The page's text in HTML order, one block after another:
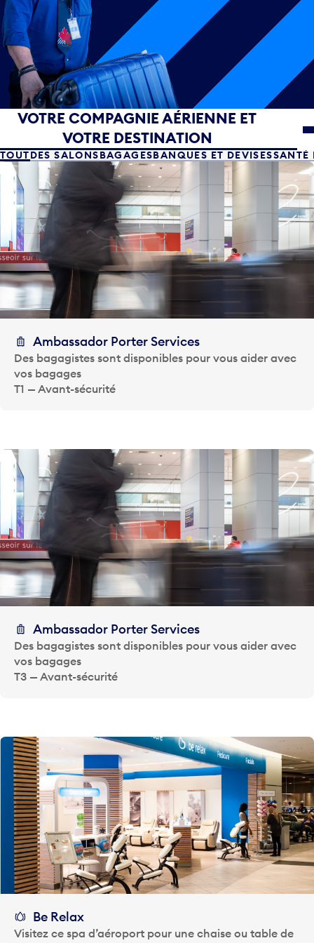
Votre compagnie aérienne et votre destination
VOTRE COMPAGNIE AÉRIENNE ET
VOTRE DESTINATION
TOUTDES SALONSBAGAGESBANQUES ET DEVISESSANTÉ
Ambassador Porter Services
Des bagagistes sont disponibles pour vous aider avec
vos bagages
T1 — Avant-sécurité
Ambassador Porter Services
Des bagagistes sont disponibles pour vous aider avec
vos bagages
T3 — Avant-sécurité
Be Relax
Visitez ce spa d’aéroport pour une chaise ou table de